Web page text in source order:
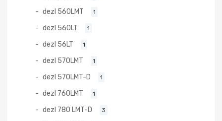
dezl 560LMT 1
dezl 560LT 1
dezl 56LT 1
dezl 570LMT 1
dezl 570LMT-D 1
dezl 760LMT 1
dezl 780 LMT-D 3